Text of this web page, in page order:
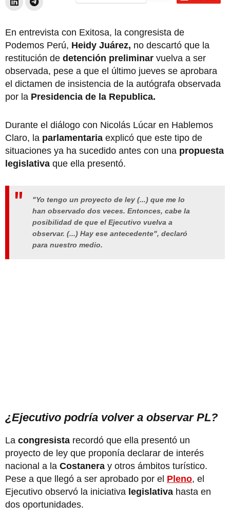
En entrevista con Exitosa, la congresista de
Podemos Perú, Heidy Juárez, no descartó que la
restitución de detención preliminar vuelva a ser
observada, pese a que el último jueves se aprobara
el dictamen de insistencia de la autógrafa observada
por la Presidencia de la Republica.
Durante el diálogo con Nicolás Lúcar en Hablemos
Claro, la parlamentaria explicó que este tipo de
situaciones ya ha sucedido antes con una propuesta
legislativa que ella presentó.
"Yo tengo un proyecto de ley (...) que me lo
han observado dos veces. Entonces, cabe la
posibilidad de que el Ejecutivo vuelva a
observar. (...) Hay ese antecedente", declaró
para nuestro medio.
¿Ejecutivo podría volver a observar PL?
La congresista recordó que ella presentó un
proyecto de ley que proponía declarar de interés
nacional a la Costanera y otros ámbitos turístico.
Pese a que llegó a ser aprobado por el Pleno, el
Ejecutivo observó la iniciativa legislativa hasta en
dos oportunidades.